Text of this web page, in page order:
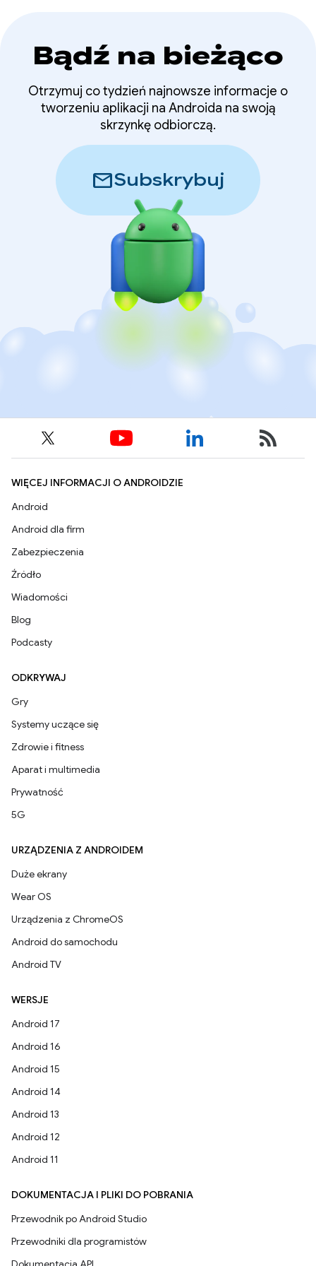
Bądź na bieżąco
Otrzymuj co tydzień najnowsze informacje o
tworzeniu aplikacji na Androida na swoją
skrzynkę odbiorczą.
mailSubskrybuj
WIĘCEJ INFORMACJI O ANDROIDZIE
Android
Android dla firm
Zabezpieczenia
Źródło
Wiadomości
Blog
Podcasty
ODKRYWAJ
Gry
Systemy uczące się
Zdrowie i fitness
Aparat i multimedia
Prywatność
5G
URZĄDZENIA Z ANDROIDEM
Duże ekrany
Wear OS
Urządzenia z ChromeOS
Android do samochodu
Android TV
WERSJE
Android 17
Android 16
Android 15
Android 14
Android 13
Android 12
Android 11
DOKUMENTACJA I PLIKI DO POBRANIA
Przewodnik po Android Studio
Przewodniki dla programistów